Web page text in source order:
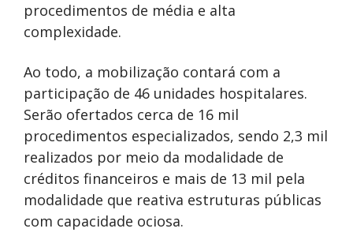
procedimentos de média e alta
complexidade.
Ao todo, a mobilização contará com a
participação de 46 unidades hospitalares.
Serão ofertados cerca de 16 mil
procedimentos especializados, sendo 2,3 mil
realizados por meio da modalidade de
créditos financeiros e mais de 13 mil pela
modalidade que reativa estruturas públicas
com capacidade ociosa.